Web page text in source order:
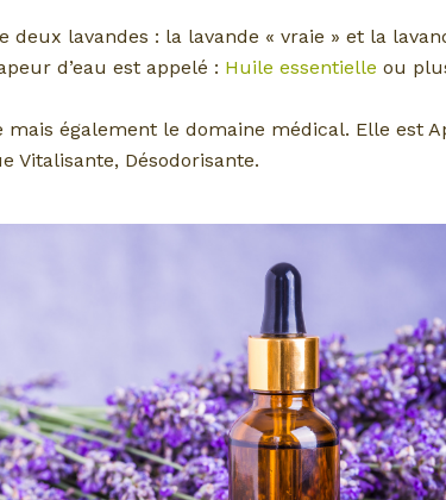
lavandes : la lavande « vraie » et la
d’eau est appelé : Huile essentielle ou
également le domaine médical. Elle est
Vitalisante, Désodorisante.